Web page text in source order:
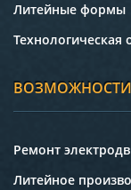
Литейные формы
Технологическая
ВОЗМОЖНОСТИ
Ремонт
Литейное